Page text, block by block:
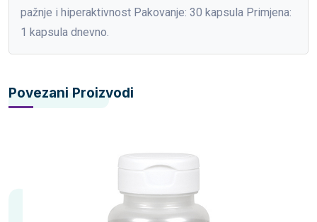
pažnje i hiperaktivnost Pakovanje: 30 kapsula Primjena:
1 kapsula dnevno.
Povezani Proizvodi